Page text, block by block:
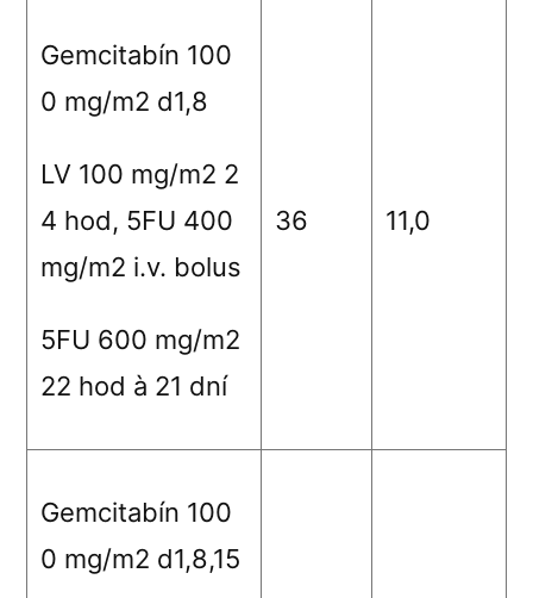
Gemcitabín 100
0 mg/m2 d1,8
LV 100 mg/m2 2
4 hod, 5FU 400
mg/m2 i.v. bolus
5FU 600 mg/m2
22 hod à 21 dní
36 11,0
Gemcitabín 100
0 mg/m2 d1,8,15